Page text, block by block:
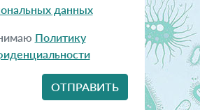
данных
Политику